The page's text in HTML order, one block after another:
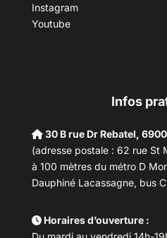
Instagram
Youtube
Infos
30 B rue Dr Rebatel,
(adresse postale : 62 rue St
à 100 mètres du métro D
Dauphiné Lacassagne, bus
Horaires d’ouverture :